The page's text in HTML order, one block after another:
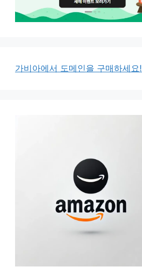
가비아에서 도메인을 구매하세요!